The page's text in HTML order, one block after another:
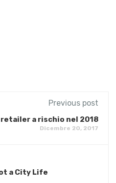
Previous post
a rischio nel 2018
Dicembre 20, 2017
a City Life